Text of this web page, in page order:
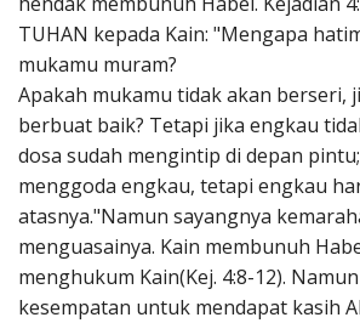
TUHAN kepada Kain: "Mengapa
mukamu muram?
Apakah mukamu tidak akan berseri,
berbuat baik? Tetapi jika engkau
dosa sudah mengintip di depan
menggoda engkau, tetapi engkau
atasnya."Namun sayangnya
menguasainya. Kain membunuh
menghukum Kain(Kej. 4:8-12).
kesempatan untuk mendapat kasih